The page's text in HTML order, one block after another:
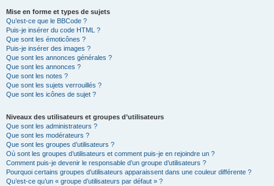
Mise en forme et types de sujets
Qu’est-ce que le BBCode ?
Puis-je insérer du code HTML ?
Que sont les émoticônes ?
Puis-je insérer des images ?
Que sont les annonces générales ?
Que sont les annonces ?
Que sont les notes ?
Que sont les sujets verrouillés ?
Que sont les icônes de sujet ?
Niveaux des utilisateurs et groupes d’utilisateurs
Que sont les administrateurs ?
Que sont les modérateurs ?
Que sont les groupes d’utilisateurs ?
Où sont les groupes d’utilisateurs et comment puis-je en rejoindre un ?
Comment puis-je devenir le responsable d’un groupe d’utilisateurs ?
Pourquoi certains groupes d’utilisateurs apparaissent dans une couleur différente ?
Qu’est-ce qu’un « groupe d’utilisateurs par défaut » ?